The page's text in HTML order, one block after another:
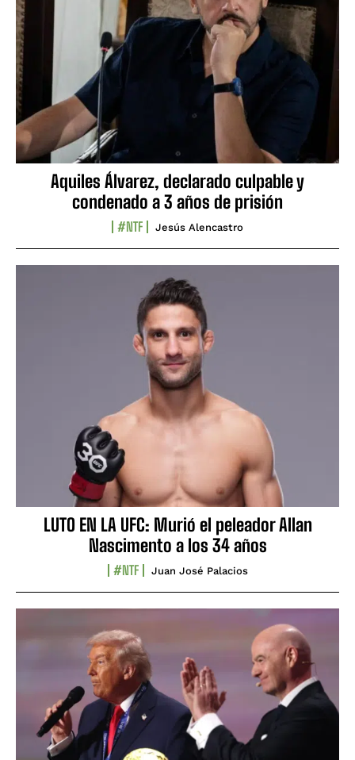
Aquiles Álvarez, declarado culpable y
condenado a 3 años de prisión
#NTF Jesús Alencastro
LUTO EN LA UFC: Murió el peleador Allan
Nascimento a los 34 años
#NTF Juan José Palacios